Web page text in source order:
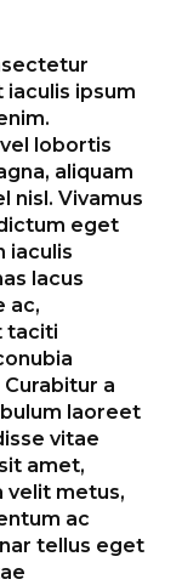
ipsum
lobortis
aliquam
nisl. Vivamus
eget
iaculis
lacus
ac,
taciti
a
laoreet
vitae
amet,
velit metus,
ac
tellus eget